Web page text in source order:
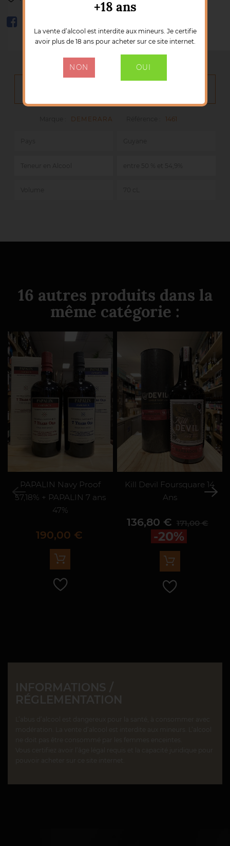
DEMERARA 1461
16 autres produits dans la
même catégorie :
PAPALIN Navy Proof
57,18% + PAPALIN 7 ans
47%
Prix
190,00 €
Kill Devil Foursquare 14
Ans
Prix
136,80 €Prix de
171,00 €
-20%
INFORMATIONS /
RÉGLEMENTATION
+18 ans
La vente d’alcool est interdite aux mineurs. Je certifie
avoir plus de 18 ans pour acheter sur ce site internet.
NON OUI